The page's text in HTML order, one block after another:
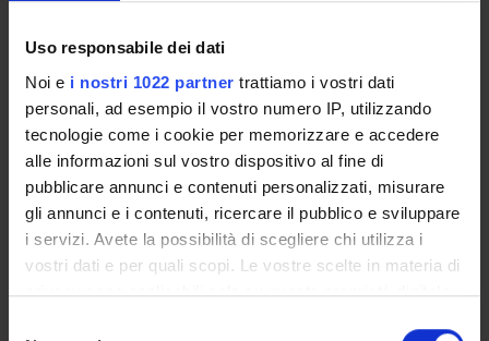
Uso responsabile dei dati
Noi e i nostri 1022 partner trattiamo i vostri dati
personali, ad esempio il vostro numero IP, utilizzando
tecnologie come i cookie per memorizzare e accedere
alle informazioni sul vostro dispositivo al fine di
pubblicare annunci e contenuti personalizzati, misurare
gli annunci e i contenuti, ricercare il pubblico e sviluppare
i servizi. Avete la possibilità di scegliere chi utilizza i
vostri dati e per quali scopi. Le vostre scelte in materia di
privacy sono applicabili solo su questa proprietà digitale
ATTIVITÀ
AREE DI RICERCA
GRUPPI DI RICERCA